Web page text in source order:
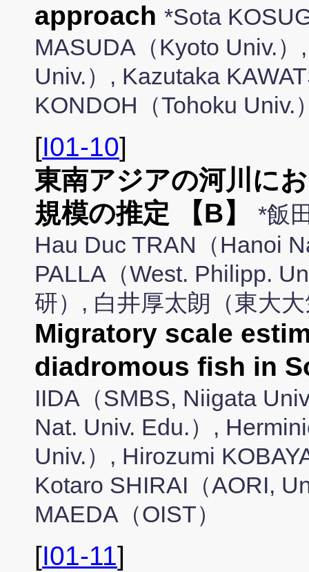
approach *Sota
MASUDA（Kyoto Univ.
Univ.）, Kazutaka
KONDOH（Tohoku Univ.
[I01-10]
東南アジアの河川に
規模の推定 【B】
*飯
Hau Duc TRAN（Hanoi
PALLA（West. Philipp.
研）, 白井厚太朗（東大
Migratory scale
diadromous fish in
IIDA（SMBS, Niigata
Nat. Univ. Edu.）,
Univ.）, Hirozumi
Kotaro SHIRAI（AORI,
MAEDA（OIST）
[I01-11]